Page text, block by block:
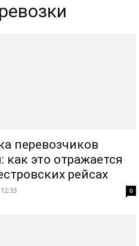
перевозчиков
это отражается
рейсах
0